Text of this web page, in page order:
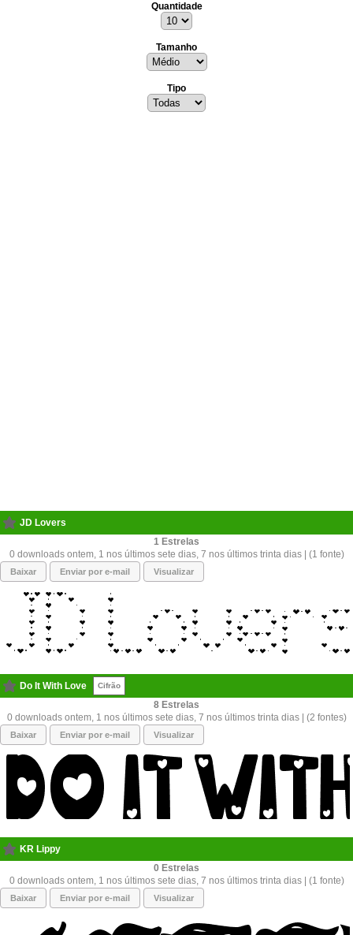
Quantidade
Tamanho
Tipo
JD Lovers
1
0 downloads ontem, 1 nos últimos sete dias, 7 nos últimos trinta dias | (1 fonte)
Baixar Enviar por e-mail Visualizar
Do It With Love Cifrão
8
0 downloads ontem, 1 nos últimos sete dias, 7 nos últimos trinta dias | (2 fontes)
Baixar Enviar por e-mail Visualizar
KR Lippy
0
0 downloads ontem, 1 nos últimos sete dias, 7 nos últimos trinta dias | (1 fonte)
Baixar Enviar por e-mail Visualizar